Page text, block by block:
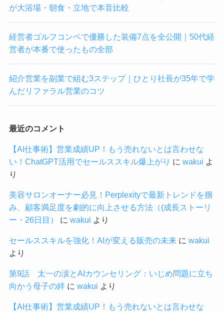
が大浴場・朝食・立地で本音比較
経営者ゴルフコンペで優勝した装備7点を全公開｜50代経
営者が本番で使ったもの全部
紹介営業を副業で組む3ステップ｜ひとり社長が35年で学
んだリファラル営業のコツ
最近のコメント
【AI仕事術】営業成績UP！もう売れないとは言わせな
い！ChatGPT活用でセールススキル爆上がり に wakui よ
り
美容サロンオーナー必見！Perplexityで最新トレンドを掴
み、顧客満足度を劇的に向上させる方法（(成長ストーリ
ー・26日目）
に wakui より
セールススキルを強化！AIが変える販売の未来に wakui
より
第9話 太一の涙とAIカウンセリング：いじめ問題に立ち
向かう母子の絆に wakui より
【AI仕事術】営業成績UP！もう売れないとは言わせな